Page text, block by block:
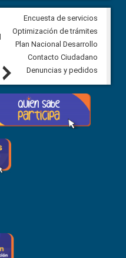
Veeduría Ciudadana para
construcción del asfaltado de
Ballenita del cantón Santa
7 agosto, 2026
Next
Encuesta de servicios
Optimización de trámites
Plan Nacional Desarrollo
Contacto Ciudadano
Denuncias y pedidos